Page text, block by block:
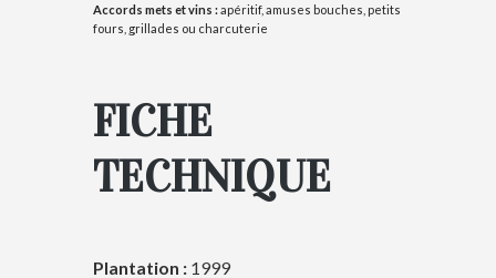
Accords mets et vins :apéritif, amuses bouches, petits
fours, grillades ou charcuterie
FICHE
TECHNIQUE
Plantation : 1999